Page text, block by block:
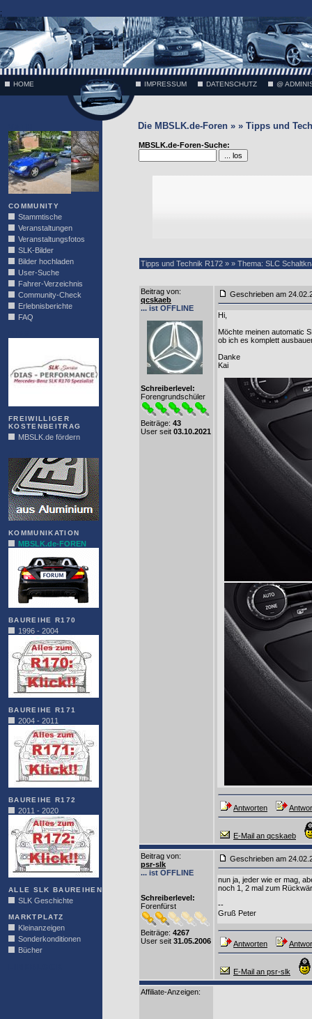
;
HOME IMPRESSUM DATENSCHUTZ @
COMMUNITY
Stammtische
Veranstaltungen
Veranstaltungsfotos
SLK-Bilder
Bilder hochladen
User-Suche
Fahrer-Verzeichnis
Community-Check
Erlebnisberichte
FAQ
FREIWILLIGER
KOSTENBEITRAG
MBSLK.de fördern
KOMMUNIKATION
MBSLK.de-FOREN
BAUREIHE R170
1996 - 2004
BAUREIHE R171
2004 - 2011
BAUREIHE R172
2011 - 2020
ALLE SLK BAUREIHEN
SLK Geschichte
MARKTPLATZ
Kleinanzeigen
Sonderkonditionen
Bücher
Die MBSLK.de-Foren » » Tipps und
MBSLK.de-Foren-Suche:
Tipps und Technik R172 » » Thema: SLC
Beitrag von:
qcskaeb
... ist OFFLINE
Schreiberlevel:
Forengrundschüler
Beiträge: 43
User seit 03.10.2021
Geschrieben am
Hi,
Möchte meinen automatic
ob ich es komplett
Danke
Kai
Antworten
E-Mail an qcskaeb
Beitrag von:
psr-slk
... ist OFFLINE
Schreiberlevel:
Forenfürst
Beiträge: 4267
User seit 31.05.2006
Geschrieben am
nun ja, jeder wie er mag,
noch 1, 2 mal zum
--
Gruß Peter
Antworten
E-Mail an psr-slk
Affiliate-Anzeigen: